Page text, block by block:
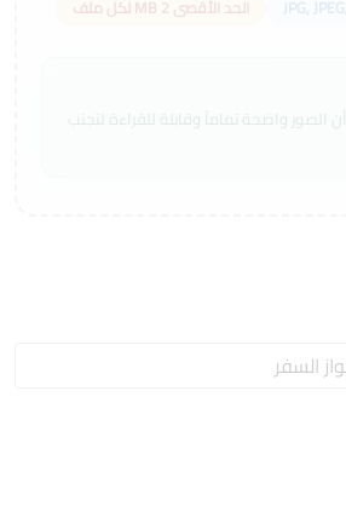
JPG, الحد الأقصى 2 MB لكل ملف
الصور واضحة تماماً وقابلة للقراءة لتجنب